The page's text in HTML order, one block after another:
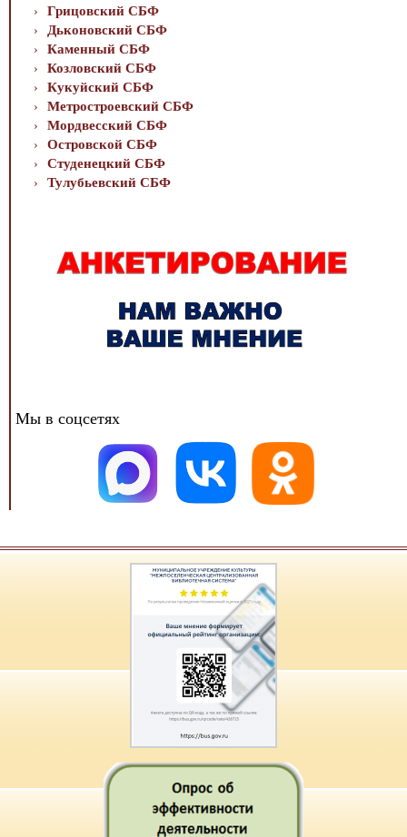
Грицовский СБФ
Дьконовский СБФ
Каменный СБФ
Козловский СБФ
Кукуйский СБФ
Метростроевский СБФ
Мордвесский СБФ
Островской СБФ
Студенецкий СБФ
Тулубьевский СБФ
Мы в соцсетях